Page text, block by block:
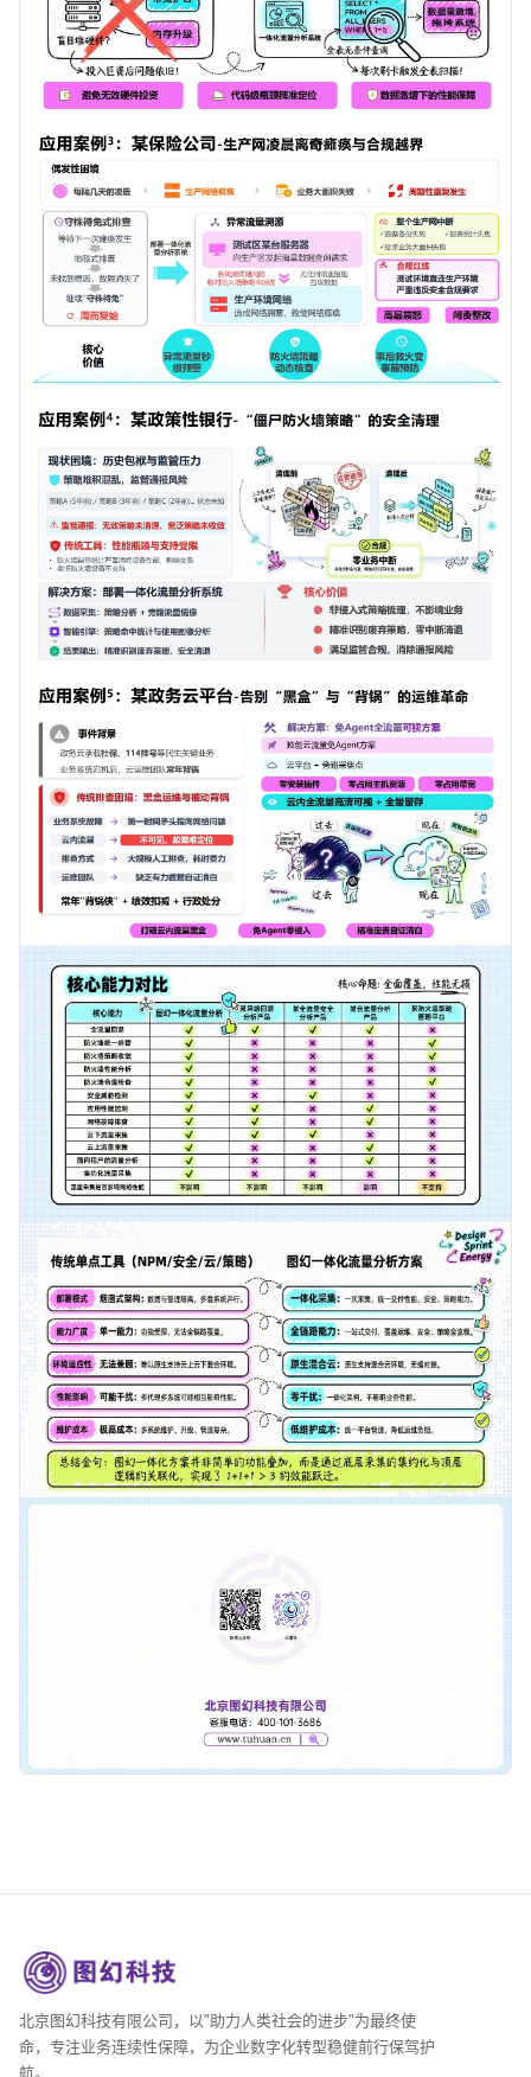
北京图幻科技有限公司，以"助力人类社会的进步"为最终使
命，专注业务连续性保障，为企业数字化转型稳健前行保驾护
航。